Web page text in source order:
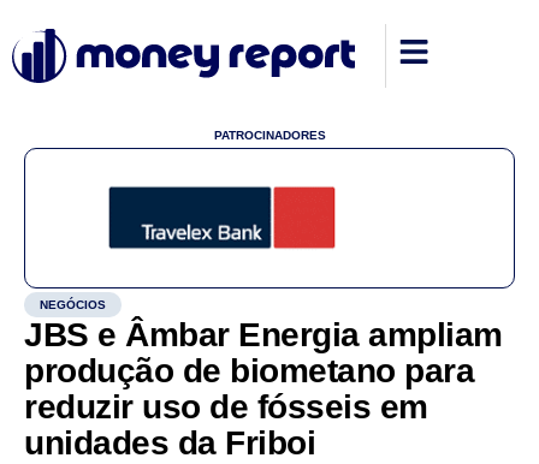
PATROCINADORES
NEGÓCIOS
JBS e Âmbar Energia ampliam
produção de biometano para
reduzir uso de fósseis em
unidades da Friboi